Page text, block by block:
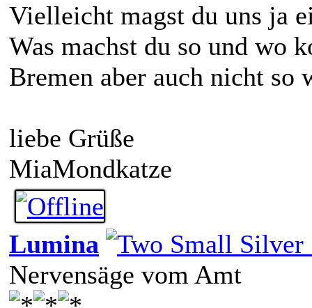
Vielleicht magst du uns ja
Was machst du so und wo
Bremen aber auch nicht so
liebe Grüße
MiaMondkatze
Lumina
Nervensäge vom Amt